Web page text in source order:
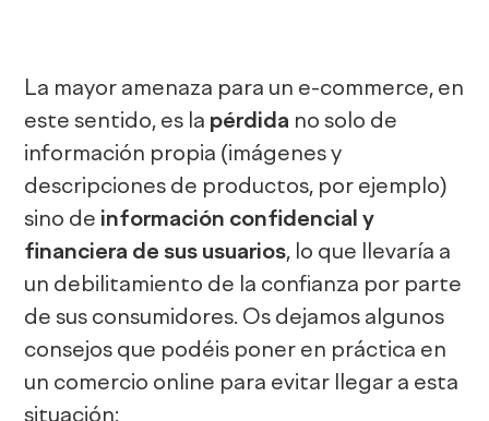
La mayor amenaza para un e-commerce, en
este sentido, es la pérdida no solo de
información propia (imágenes y
descripciones de productos, por ejemplo)
sino de información confidencial y
financiera de sus usuarios, lo que llevaría a
un debilitamiento de la confianza por parte
de sus consumidores. Os dejamos algunos
consejos que podéis poner en práctica en
un comercio online para evitar llegar a esta
situación: